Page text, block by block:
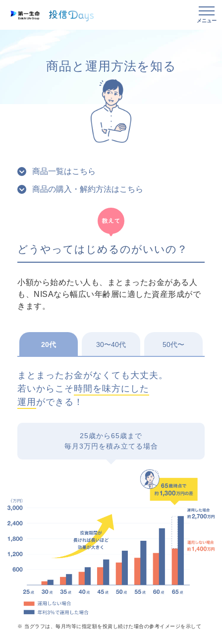
メニュー
商品と運用方法を知る
商品一覧はこちら
商品の購入・解約方法はこちら
どうやってはじめるのがいいの？
小額から始めたい人も、まとまったお金がある人
も、NISAなら幅広い年齢層に適した資産形成がで
きます。
20代 30〜40代 50代〜
まとまったお金がなくても大丈夫。
若いからこそ時間を味方にした
運用 ができる！
25歳から65歳まで
毎月3万円を積み立てる場合
※ 当グラフは、毎月均等に指定額を投資し続けた場合の参考イメージを示して